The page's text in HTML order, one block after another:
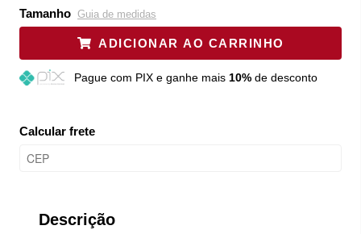
Tamanho Guia de medidas
ADICIONAR AO CARRINHO
Pague com PIX e ganhe mais 10%de desconto
Calcular frete
Descrição